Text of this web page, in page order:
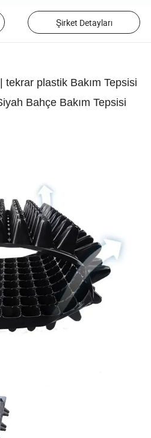
Şirket Detayları
tekrar plastik Bakım Tepsisi
Bahçe Bakım Tepsisi